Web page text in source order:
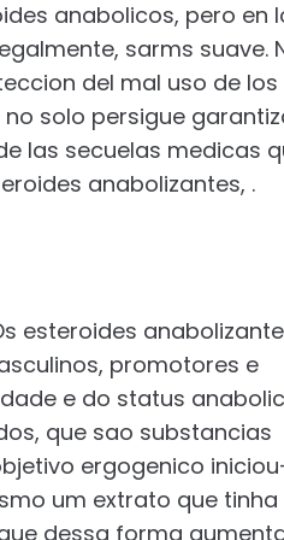
anabolicos, pero en
sarms suave.
del mal uso de los
solo persigue
las secuelas medicas
anabolizantes, .
esteroides
promotores e
e do status
que sao substancias
ergogenico
um extrato que tinha
dessa forma